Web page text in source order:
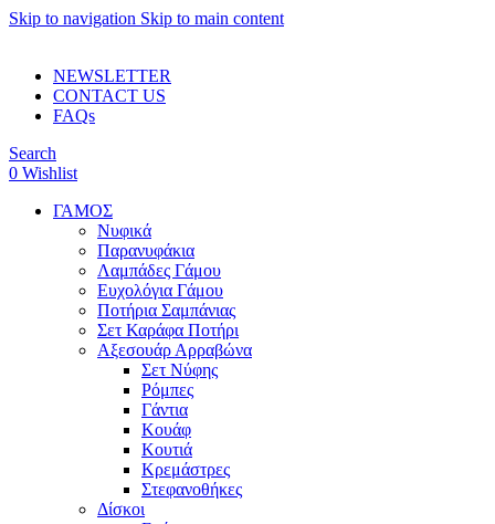
Skip to navigation Skip to main content
NEWSLETTER
CONTACT US
FAQs
Search
0 Wishlist
ΓΑΜΟΣ
Νυφικά
Παρανυφάκια
Λαμπάδες Γάμου
Ευχολόγια Γάμου
Ποτήρια Σαμπάνιας
Σετ Καράφα Ποτήρι
Αξεσουάρ Αρραβώνα
Σετ Νύφης
Ρόμπες
Γάντια
Κουάφ
Κουτιά
Κρεμάστρες
Στεφανοθήκες
Δίσκοι